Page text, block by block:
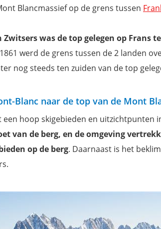
Blancmassief op de grens tussen
Zwitsers was de top gelegen op
werd de grens tussen de 2 landen
nog steeds ten zuiden van de top
Blanc naar de top van de Mont
een hoop skigebieden en uitzichtpunten
van de berg, en de omgeving
op de berg. Daarnaast is het